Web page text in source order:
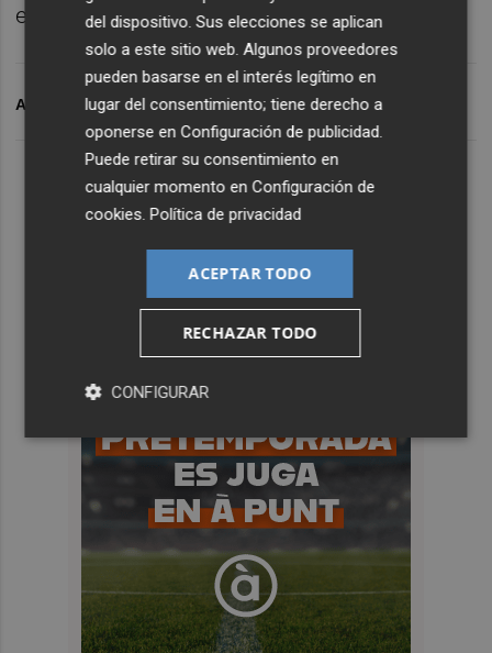
el Alavés.
ARCHIVADO EN VALENCIA CF VORO
del dispositivo. Sus elecciones se aplican
solo a este sitio web. Algunos proveedores
pueden basarse en el interés legítimo en
lugar del consentimiento; tiene derecho a
oponerse enConfiguración de publicidad
Puede retirar su consentimiento en
cualquier momento enConfiguración de
cookies .Política de privacidad
ACEPTAR TODO
RECHAZAR TODO
CONFIGURAR